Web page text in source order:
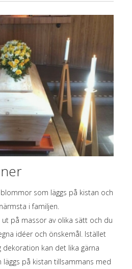
som läggs på kistan och
i familjen.
på massor av olika sätt och du
idéer och önskemål. Istället
kan det lika gärna
på kistan tillsammans med